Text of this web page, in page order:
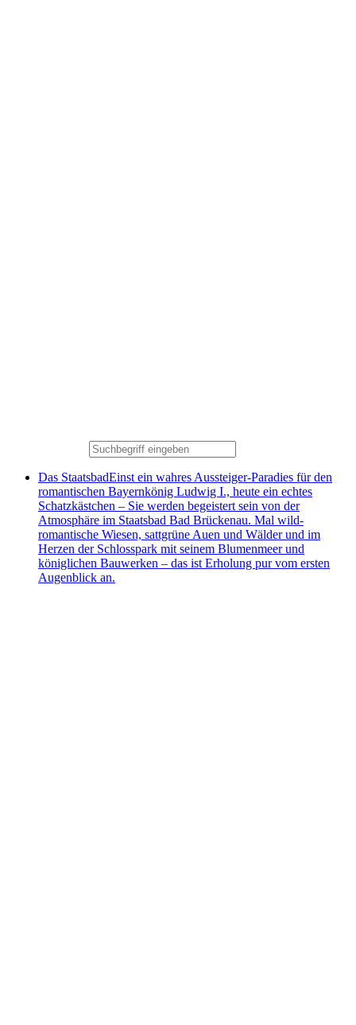
Das StaatsbadEinst ein wahres Aussteiger-Paradies für den
romantischen Bayernkönig Ludwig I., heute ein echtes
Schatzkästchen – Sie werden begeistert sein von der
Atmosphäre im Staatsbad Bad Brückenau. Mal wild-
romantische Wiesen, sattgrüne Auen und Wälder und im
Herzen der Schlosspark mit seinem Blumenmeer und
königlichen Bauwerken – das ist Erholung pur vom ersten
Augenblick an.